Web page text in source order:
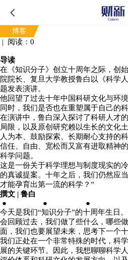
博客
| 阅读： 0
导读
在《知识分子》创立十周年之际，创
院院长、复旦大学教授鲁白以《科学
题发表演讲。
他回望了过去十年中国科研文化与环
同时，我们是否也在重塑属于自己的科
在演讲中，鲁白深入探讨了科研人才
局限，以及原创研究赖以生长的文化
人为本、鼓励探索、长期耐心支持
信任、自由、宽松而又富有进取精神
科学问题。
这是一份关于科学理想与制度现实的
的真诚提案。十年之后，我们仍然应
才能孕育出第一流的科学？”
撰文 | 鲁白
● ● ●
今天是我们“知识分子”的十周年生日
会回顾过去，我们做了些什么，哪些
面，我们也要展望未来，思考下一个十
我们正处在一个非常特殊的时代，科
展的关键环节。因此，我想聊聊科学